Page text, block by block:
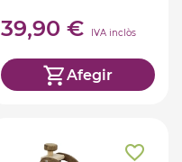
39,90 € IVA inclòs
Afegir